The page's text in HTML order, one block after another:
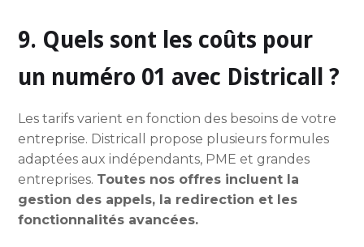
9. Quels sont les coûts pour
un numéro 01 avec Districall ?
Les tarifs varient en fonction des besoins de votre
entreprise. Districall propose plusieurs formules
adaptées aux indépendants, PME et grandes
entreprises. Toutes nos offres incluent la
gestion des appels, la redirection et les
fonctionnalités avancées.